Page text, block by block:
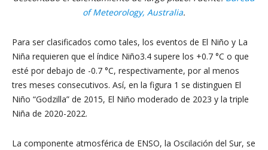
of Meteorology, Australia.
Para ser clasificados como tales, los eventos de El Niño y La
Niña requieren que el índice Niño3.4 supere los +0.7 °C o que
esté por debajo de -0.7 °C, respectivamente, por al menos
tres meses consecutivos. Así, en la figura 1 se distinguen El
Niño “Godzilla” de 2015, El Niño moderado de 2023 y la triple
Niña de 2020-2022.
La componente atmosférica de ENSO, la Oscilación del Sur, se